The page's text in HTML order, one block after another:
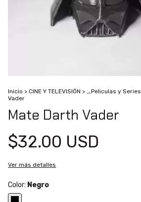
Inicio > CINE Y TELEVISIÓN > _Peliculas y Series
Vader
Mate Darth Vader
$32.00 USD
Ver más detalles
Color: Negro